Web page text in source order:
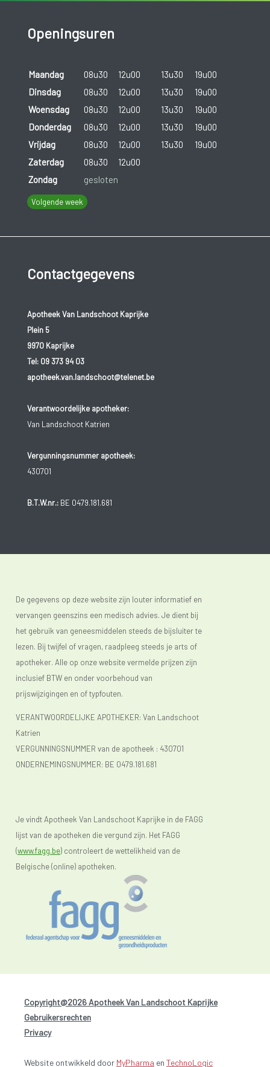
Openingsuren
Maandag 08u30 12u00 13u30
19u00
Dinsdag
08u30 12u00 13u30
19u00
Woensdag
08u30 12u00 13u30
19u00
Donderdag
08u30 12u00 13u30
19u00
Vrijdag
08u30 12u00 13u30
19u00
Zaterdag
08u30
12u00
Zondag
gesloten
Volgende week
Contactgegevens
Apotheek Van Landschoot Kaprijke
Plein 5
9970 Kaprijke
Tel: 09 373 94 03
apotheek.van.landschoot@telenet.be
Verantwoordelijke apotheker:
Van Landschoot Katrien
Vergunningsnummer apotheek:
430701
B.T.W.nr.:BE 0479.181.681
De gegevens op deze website zijn louter informatief en
vervangen geenszins een medisch advies. Je dient bij
het gebruik van geneesmiddelen steeds de bijsluiter te
lezen. Bij twijfel of vragen, raadpleeg steeds je arts of
apotheker. Alle op onze website vermelde prijzen zijn
inclusief BTW en onder voorbehoud van
prijswijzigingen en of typfouten.
VERANTWOORDELIJKE APOTHEKER: Van Landschoot
Katrien
VERGUNNINGSNUMMER van de apotheek : 430701
ONDERNEMINGSNUMMER: BE 0479.181.681
Je vindt Apotheek Van Landschoot Kaprijke in de FAGG
lijst van de apotheken die vergund zijn. Het FAGG
(www.fagg.be) controleert de wettelikheid van de
Belgische (online) apotheken.
Copyright@2026 Apotheek Van Landschoot Kaprijke
Gebruikersrechten
Privacy
Website ontwikkeld door MyPharma en TechnoLogic